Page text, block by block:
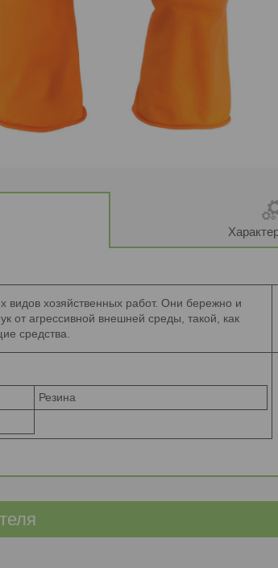
видов хозяйственных работ. Они бережно и
от агрессивной внешней среды, такой, как
средства.
Резина